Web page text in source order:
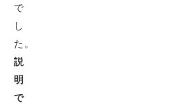
で
し
た。
説
明
で